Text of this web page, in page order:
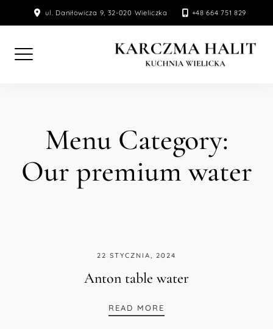
to
ul. Daniłowicza 9, 32-020 Wieliczka +48 664 751 829
Menu Category:
Our premium water
22 STYCZNIA, 2024
Anton table water
READ MORE